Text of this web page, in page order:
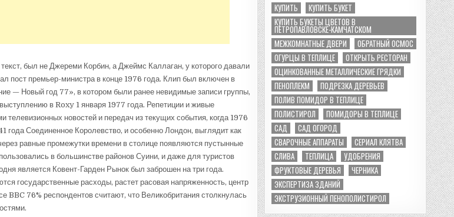
был не Джереми Корбин, а Джеймс Каллаган, у которого давали
пост премьер-министра в конце 1976 года. Клип был включен в
— Новый год 77», в котором были ранее невидимые записи группы,
в Roxy 1 января 1977 года. Репетиции и живые
телевизионных новостей и передач из текущих события, когда 1976
года Соединенное Королевство, и особенно Лондон, выглядит как
равные промежутки времени в столице появляются пустынные
в большинстве районов Суини, и даже для туристов
является Ковент-Гарден Рынок был заброшен на три года.
государственные расходы, растет расовая напряженность, центр
BBC 76% респондентов считают, что Великобритания столкнулась
КУПИТЬ
КУПИТЬ БУКЕТ
КУПИТЬ БУКЕТЫ ЦВЕТОВ В
ПЕТРОПАВЛОВСКЕ-КАМЧАТСКОМ
МЕЖКОМНАТНЫЕ ДВЕРИ
ОБРАТНЫЙ ОСМОС
ОГУРЦЫ В ТЕПЛИЦЕ
ОТКРЫТЬ РЕСТОРАН
ОЦИНКОВАННЫЕ МЕТАЛЛИЧЕСКИЕ ГРЯДКИ
ПЕНОПЛЕКМ
ПОДРЕЗКА ДЕРЕВЬЕВ
ПОЛИВ ПОМИДОР В ТЕПЛИЦЕ
ПОЛИСТИРОЛ
ПОМИДОРЫ В ТЕПЛИЦЕ
САД
САД ОГОРОД
СВАРОЧНЫЕ АППАРАТЫ
СЕРИАЛ КЛЯТВА
СЛИВА
ТЕПЛИЦА
УДОБРЕНИЯ
ФРУКТОВЫЕ ДЕРЕВЬЯ
ЧЕРНИКА
ЭКСПЕРТИЗА ЗДАНИЙ
ЭКСТРУЗИОННЫЙ ПЕНОПОЛИСТИРОЛ